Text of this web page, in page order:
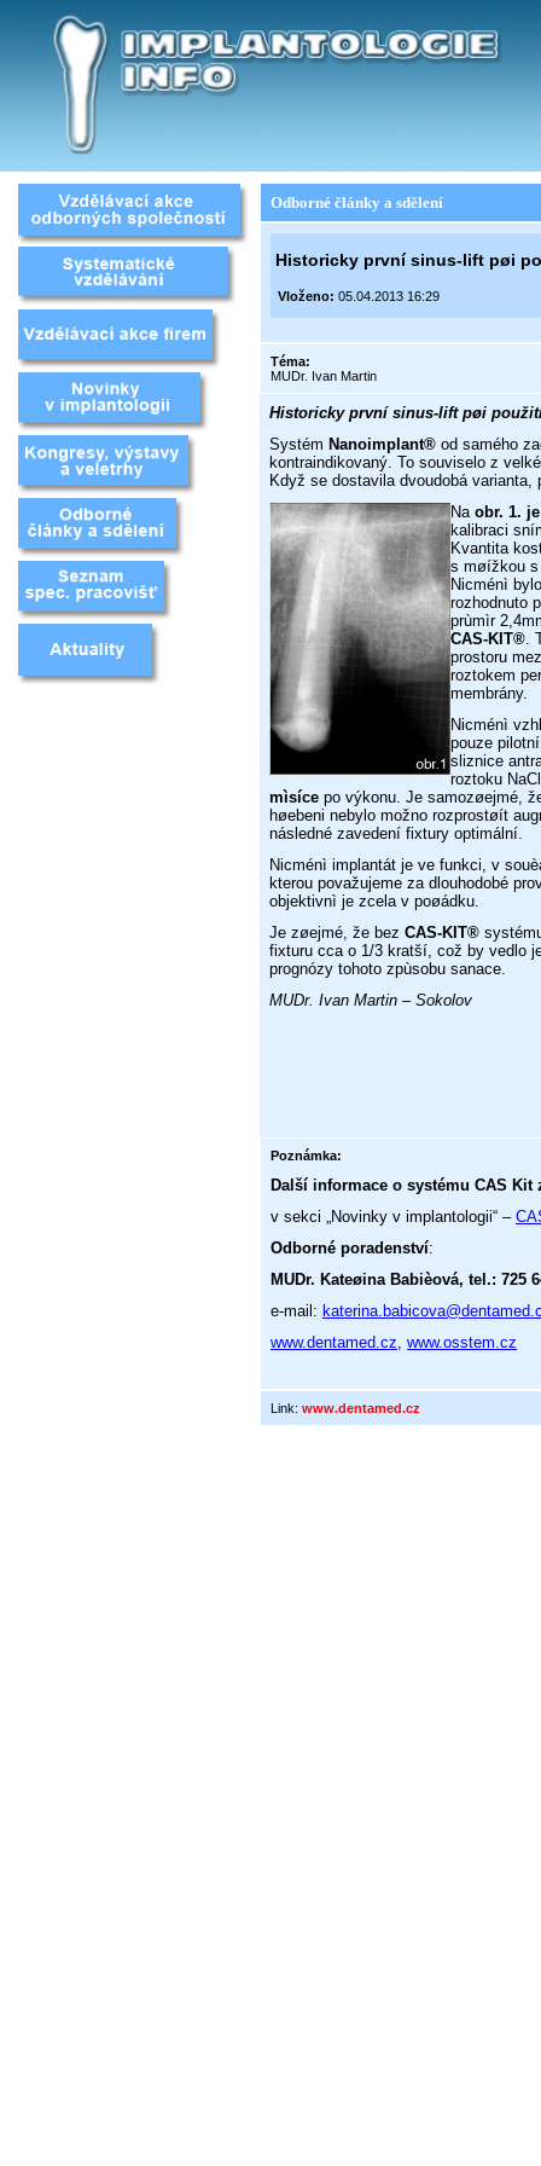
Odborné články a sdělení
Historicky první sinus-lift pøi
Vloženo: 05.04.2013 16:29
Téma:
MUDr. Ivan Martin
Historicky první sinus-lift pøi
Systém Nanoimplant® od samého
kontraindikovaný. To souviselo z
Když se dostavila dvoudobá
Na obr. 1.
kalibraci
Kvantita
s møížkou s
Nicménì
rozhodnuto
prùmìr
CAS-KIT®.
prostoru
roztokem
membrány.
Nicménì
pouze
sliznice
roztoku
mìsíce po výkonu. Je samozøejmé,
høebeni nebylo možno rozprostøít
následné zavedení fixtury optimální.
Nicménì implantát je ve funkci, v
kterou považujeme za dlouhodobé
objektivnì je zcela v poøádku.
Je zøejmé, že bez CAS-KIT®
fixturu cca o 1­­/3 kratší, což by vedlo
prognózy tohoto zpùsobu sanace.
MUDr. Ivan Martin – Sokolov
Poznámka:
Další informace o systému CAS Kit
v sekci „Novinky v implantologii“ –
Odborné poradenství:
MUDr. Kateøina Babièová, tel.: 725
e-mail:
www.dentamed.cz, www.osstem.cz
Link: www.dentamed.cz